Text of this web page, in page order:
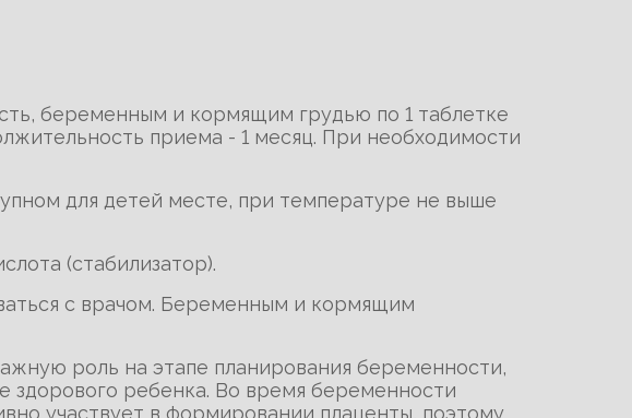
беременным и кормящим грудью по 1 таблетке
приема - 1 месяц. При необходимости
для детей месте, при температуре не выше
(стабилизатор).
с врачом. Беременным и кормящим
роль на этапе планирования беременности,
здорового ребенка. Во время беременности
участвует в формировании плаценты, поэтому